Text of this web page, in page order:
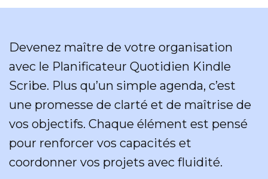
Devenez maître de votre organisation
avec le Planificateur Quotidien Kindle
Scribe. Plus qu’un simple agenda, c’est
une promesse de clarté et de maîtrise de
vos objectifs. Chaque élément est pensé
pour renforcer vos capacités et
coordonner vos projets avec fluidité.